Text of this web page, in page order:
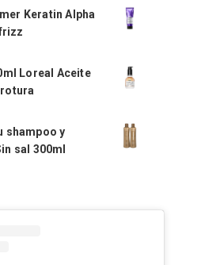
Keratin Alpha
Loreal Aceite
shampoo y
sal 300ml